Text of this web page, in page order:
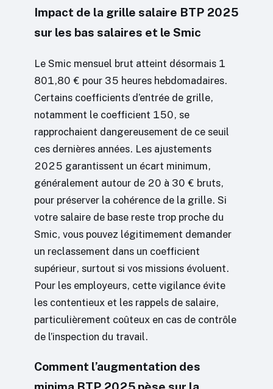
Impact de la grille salaire BTP 2025
sur les bas salaires et le Smic
Le Smic mensuel brut atteint désormais 1
801,80 € pour 35 heures hebdomadaires.
Certains coefficients d’entrée de grille,
notamment le coefficient 150, se
rapprochaient dangereusement de ce seuil
ces dernières années. Les ajustements
2025 garantissent un écart minimum,
généralement autour de 20 à 30 € bruts,
pour préserver la cohérence de la grille. Si
votre salaire de base reste trop proche du
Smic, vous pouvez légitimement demander
un reclassement dans un coefficient
supérieur, surtout si vos missions évoluent.
Pour les employeurs, cette vigilance évite
les contentieux et les rappels de salaire,
particulièrement coûteux en cas de contrôle
de l’inspection du travail.
Comment l’augmentation des